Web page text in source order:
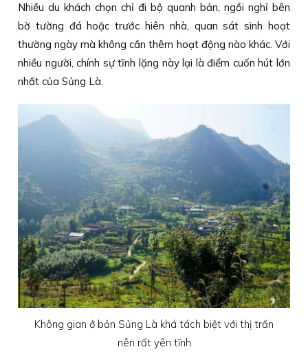
Nhiều du khách chọn chỉ đi bộ quanh bản, ngồi nghỉ bên
bờ tường đá hoặc trước hiên nhà, quan sát sinh hoạt
thường ngày mà không cần thêm hoạt động nào khác. Với
nhiều người, chính sự tĩnh lặng này lại là điểm cuốn hút lớn
nhất của Sủng Là.
Không gian ở bản Sủng Là khá tách biệt với thị trấn
nên rất yên tĩnh